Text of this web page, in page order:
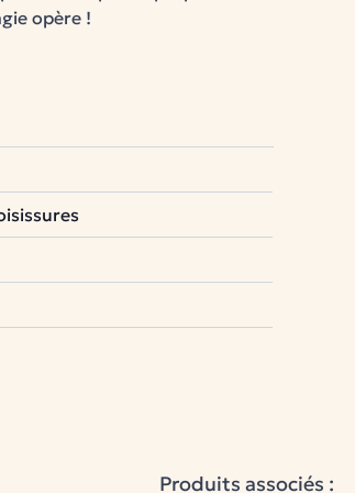
opère !
pour bébé
veut, etleprotecteur restera
bébé
vous la vie au maximum
Produits associés :